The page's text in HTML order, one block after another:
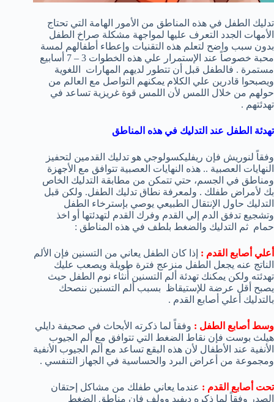
تدليك الطفل في هذه المناطق من الأمور الهامة التي تحتاج
الأمهات الجدد التعرف عليها لمواجهة مشكلة صراخ الطفل
بدون سبب واضح لتعلم هذه التقنيات وإعطاء أطفالهم لمسة
محبة خصوصاً عند الإستمرار علي هذه الخطوات 3 – 7 أسابيع
مستمرة . فالطفل قبل أن تتطور لديهم المهارات اللغوية
ويصبحوا قادرين علي الكلام يمكنهم التواصل مع العالم من
حولهم من خلال اللمس لأن اللمس قوة غريزية تساعد في
تهدئتهم .
تهدئة الطفل عند التدليك في هذه المناطق
وفقاً لنوريش فإن ريفليكسولوجي هو تدليك القدمين لتحفيز
النهايات العصبية .. هذه النهايات العصبية تتوافق مع الأجهزة
ومناطق في الجسم، حتي تتمكن من مطابقة التدليك الخاص
بك لأمراض طفلك . ولمعرفة نطاق تدليك الطفل. ولكن قبل
التدليك حاول الإنتقال الطبيعي يوصي بإسترخاء الطفل
وتشجيع تدفق الدم إلي القدم وفرك القدم لتهدئتها أو اخذ
حمام ثم التدليك والضغط بلطف في هذه المناطق :
أعلي أصابع القدم : إذا كان الطفل يعاني من التسنين فإن الألم
الناتج عنه يجعل الطفل منزعج فترة طويلة ويصعب عليك
تهدئته ولكن يمكنك تهدئة ألم التسنين أُنثاء نوم الطفل حيث
يصبح أقل عرضة للإستيقاظ بسبب ألم التسنين ننصحك
بالتدليك أعلي أصابع القدم .
وسط أصابع الطفل : وفقاً لما ذكرته الأبحاث في صحيفة دايلي
هيلث بوست فإن نقاط الضغط التي تتوافق مع ألم الجيوب
الأنفية عند الأطفال لأن هذه البقع تساعد مع ألم الجيوب الأنفية
ومجموعة من أعراض البرد والحساسية في الجهاز التنفسي .
تحت أصابع القدم : عندما يعاني طفلك من مشاكل إحتقان
الصدر وفقاً لما ذكره ديفيد وولف فإن مناطق الضغط